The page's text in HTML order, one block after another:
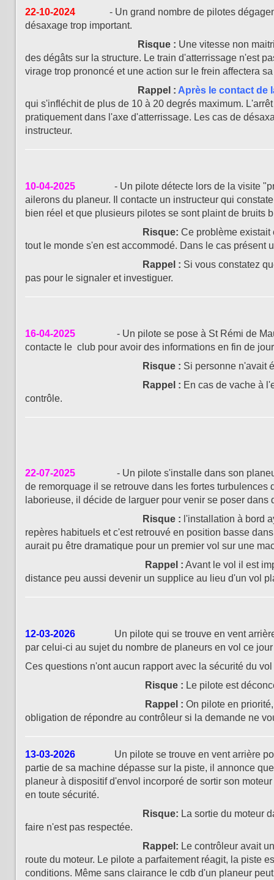
22-10-2024
- Un grand nombre de pilotes dégagent
désaxage trop important.
Risque : Une vitesse non
des dégâts sur la structure. Le train d'atterrissage n'est
virage trop prononcé et une action sur le frein affectera
Rappel : Après le contact de
qui s'infléchit de plus de 10 à 20 degrés maximum.
pratiquement dans l'axe d'atterrissage. Les cas de
instructeur.
10-04-2025 - Un pilote détecte lors de la visite
ailerons du planeur. Il contacte un instructeur qui
bien réel et que plusieurs pilotes se sont plaint de bruits
Risque: Ce problème existait
tout le monde s'en est accommodé. Dans le cas présent
Rappel : Si vous constatez
pas pour le signaler et investiguer.
16-04-2025 - Un pilote se pose à St Rémi de
contacte le club pour avoir des informations en fin de
Risque : Si personne n'avait
Rappel : En cas de vache à
contrôle.
22-07-2025 - Un pilote s'installe dans son planeur
de remorquage il se retrouve dans les fortes
laborieuse, il décide de larguer pour venir se poser dans
Risque : l'installation à bord
repères habituels et c'est retrouvé en position basse
aurait pu être dramatique pour un premier vol sur une
Rappel : Avant le vol il est
distance peu aussi devenir un supplice au lieu d'un vol
12-03-2026 Un pilote qui se trouve en vent arrière
par celui-ci au sujet du nombre de planeurs en vol ce
Ces questions n'ont aucun rapport avec la sécurité du
Risque : Le pilote est
Rappel : On pilote en
obligation de répondre au contrôleur si la demande ne
13-03-2026
Un pilote se trouve en vent arrière pour
partie de sa machine dépasse sur la piste, il annonce
planeur à dispositif d'envol incorporé de sortir son
en toute sécurité.
Risque: La sortie du moteur
faire n'est pas respectée.
Rappel: Le contrôleur avait
route du moteur. Le pilote a parfaitement réagit, la piste
conditions. Même sans clairance le cdb d'un planeur